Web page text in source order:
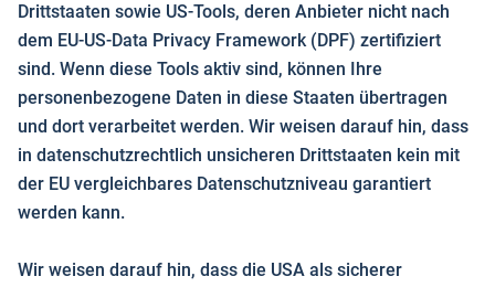
Drittstaaten sowie US-Tools, deren Anbieter nicht nach
dem EU-US-Data Privacy Framework (DPF) zertifiziert
sind. Wenn diese Tools aktiv sind, können Ihre
personenbezogene Daten in diese Staaten übertragen
und dort verarbeitet werden. Wir weisen darauf hin, dass
in datenschutzrechtlich unsicheren Drittstaaten kein mit
der EU vergleichbares Datenschutzniveau garantiert
werden kann.
Wir weisen darauf hin, dass die USA als sicherer